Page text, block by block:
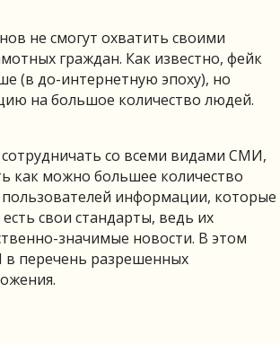
не смогут охватить своими
граждан. Как известно, фейк
(в до-интернетную эпоху), но
на большое количество людей.
со всеми видами СМИ,
как можно большее количество
информации, которые
свои стандарты, ведь их
значимые новости. В этом
перечень разрешенных